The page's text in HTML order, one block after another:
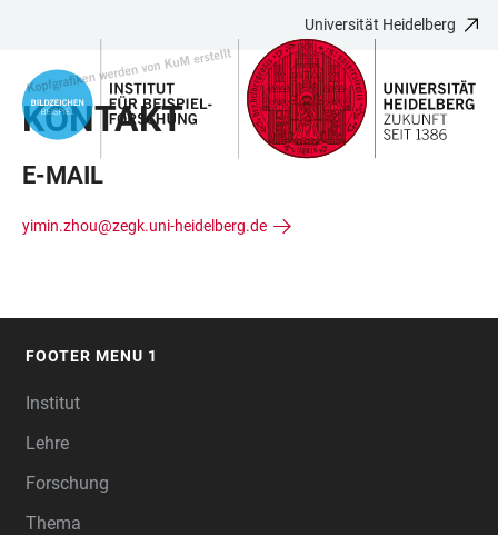
ZUR
BARRIEREFREIHEIT
Universität Heidelberg
KONTAKT
E-MAIL
yimin.zhou@zegk.uni-heidelberg.de
FOOTER MENU 1
Institut
Lehre
Forschung
Thema